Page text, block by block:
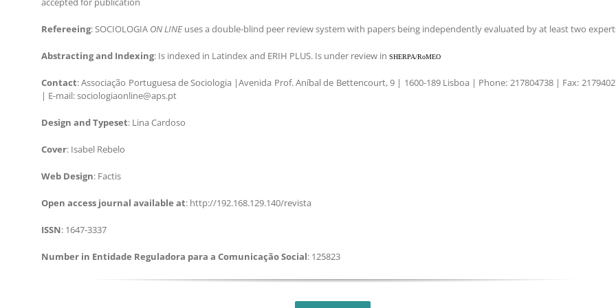
Refereeing: SOCIOLOGIA ON LINE uses a double-blind peer review system with papers being independently evaluated by at least two
Abstracting and Indexing: Is indexed in Latindex and ERIH PLUS. Is under review in SHERPA/RoMEO
Contact: Associação Portuguesa de Sociologia |Avenida Prof. Aníbal de Bettencourt, 9 | 1600-189 Lisboa | Phone: 217804738 | Fax:
| E-mail: sociologiaonline@aps.pt
Design and Typeset: Lina Cardoso
Cover: Isabel Rebelo
Web Design: Factis
Open access journal available at: http://192.168.129.140/revista
ISSN: 1647-3337
Number in Entidade Reguladora para a Comunicação Social: 125823